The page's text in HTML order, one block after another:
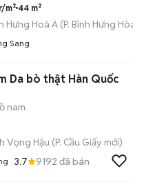
m² 44 m²
Hưng Hoà A (P. Bình Hưng Hòa
Sang
Da bò thật Hàn Quốc
nam
Vọng Hậu (P. Cầu Giấy mới)
3.7 9192 đã bán